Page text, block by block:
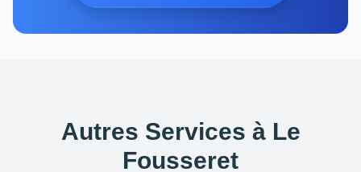
Autres Services à Le
Fousseret